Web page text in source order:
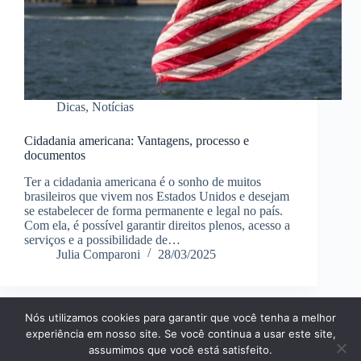
Dicas, Notícias
Cidadania americana: Vantagens, processo e
documentos
Ter a cidadania americana é o sonho de muitos
brasileiros que vivem nos Estados Unidos e desejam
se estabelecer de forma permanente e legal no país.
Com ela, é possível garantir direitos plenos, acesso a
serviços e a possibilidade de…
Julia Comparoni
28/03/2025
Página Inícial Dicas
Aplicativos
Entretenimento
Finanças Notícias
Tecnologia
Nós utilizamos cookies para garantir que você tenha a melhor
experiência em nosso site. Se você continua a usar este site,
assumimos que você está satisfeito.